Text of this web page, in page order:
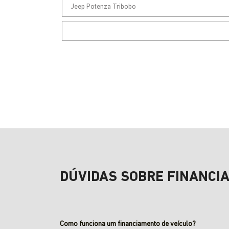
DÚVIDAS SOBRE
Como funciona um financiamento de veículo?